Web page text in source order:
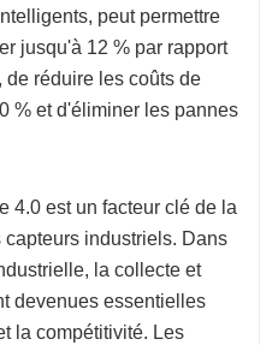
peut permettre
jusqu'à 12 % par rapport
réduire les coûts de
% et d'éliminer les pannes
4.0 est un facteur clé de la
industriels. Dans
la collecte et
devenues essentielles
la compétitivité. Les